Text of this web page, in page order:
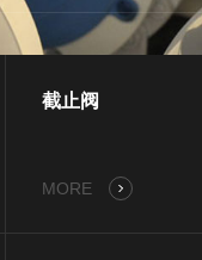
截止阀
MORE